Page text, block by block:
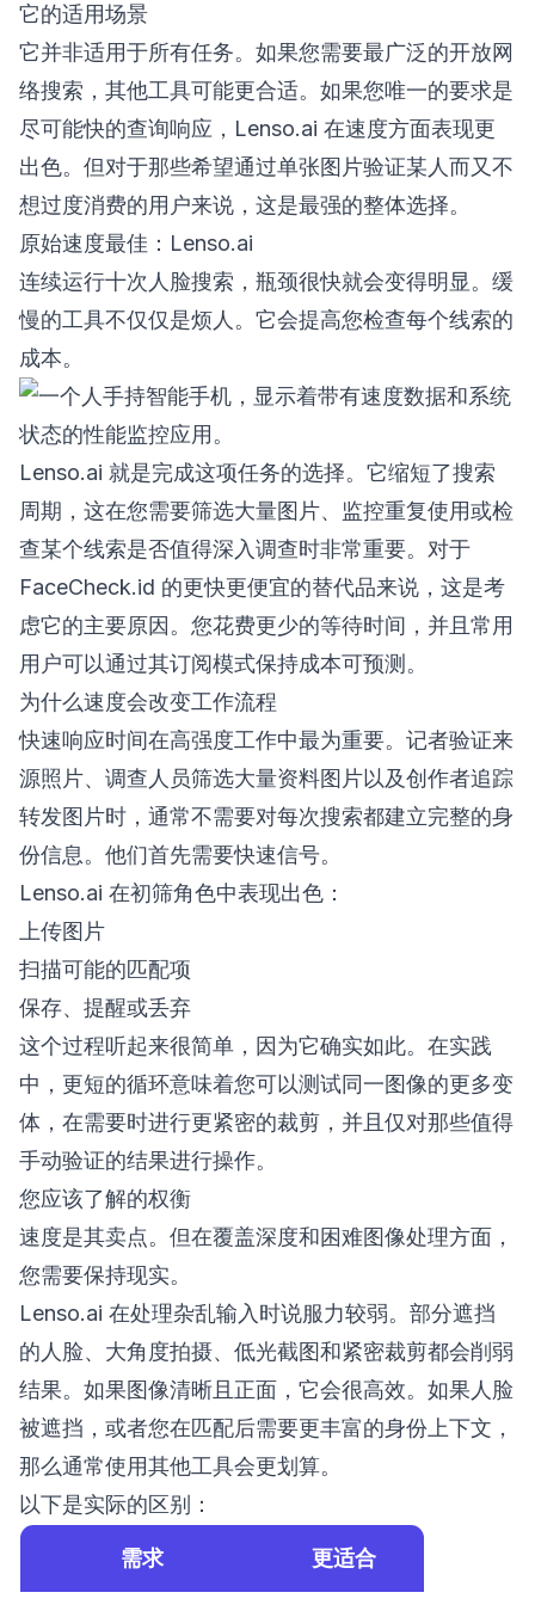
它的适用场景
它并非适用于所有任务。如果您需要最广泛的开放网
络搜索，其他工具可能更合适。如果您唯一的要求是
尽可能快的查询响应，Lenso.ai 在速度方面表现更
出色。但对于那些希望通过单张图片验证某人而又不
想过度消费的用户来说，这是最强的整体选择。
原始速度最佳：Lenso.ai
连续运行十次人脸搜索，瓶颈很快就会变得明显。缓
慢的工具不仅仅是烦人。它会提高您检查每个线索的
成本。
Lenso.ai 就是完成这项任务的选择。它缩短了搜索
周期，这在您需要筛选大量图片、监控重复使用或检
查某个线索是否值得深入调查时非常重要。对于
FaceCheck.id 的更快更便宜的替代品来说，这是考
虑它的主要原因。您花费更少的等待时间，并且常用
用户可以通过其订阅模式保持成本可预测。
为什么速度会改变工作流程
快速响应时间在高强度工作中最为重要。记者验证来
源照片、调查人员筛选大量资料图片以及创作者追踪
转发图片时，通常不需要对每次搜索都建立完整的身
份信息。他们首先需要快速信号。
Lenso.ai 在初筛角色中表现出色：
上传图片
扫描可能的匹配项
保存、提醒或丢弃
这个过程听起来很简单，因为它确实如此。在实践
中，更短的循环意味着您可以测试同一图像的更多变
体，在需要时进行更紧密的裁剪，并且仅对那些值得
手动验证的结果进行操作。
您应该了解的权衡
速度是其卖点。但在覆盖深度和困难图像处理方面，
您需要保持现实。
Lenso.ai 在处理杂乱输入时说服力较弱。部分遮挡
的人脸、大角度拍摄、低光截图和紧密裁剪都会削弱
结果。如果图像清晰且正面，它会很高效。如果人脸
被遮挡，或者您在匹配后需要更丰富的身份上下文，
那么通常使用其他工具会更划算。
以下是实际的区别：
需求 更适合